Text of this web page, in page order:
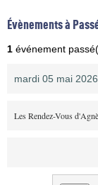
Évènements à
1 événement
mardi 05 mai 2026
Les Rendez-Vous